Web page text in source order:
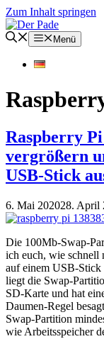
Zum Inhalt springen
Menü
Raspberry
vergrößern
USB-Stick
6. Mai 202028. April
Die 100Mb-Swap-
ich euch, wie schnell
auf einem USB-Stick
liegt die Swap-
SD-Karte und hat
Daumen-Regel
Swap-Partition
wie Arbeitsspeicher